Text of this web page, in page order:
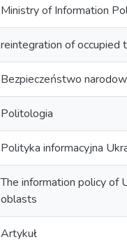
Ministry of Information
reintegration of occupied
Bezpieczeństwo
Politologia
Polityka informacyjna
The information policy of
oblasts
Artykuł